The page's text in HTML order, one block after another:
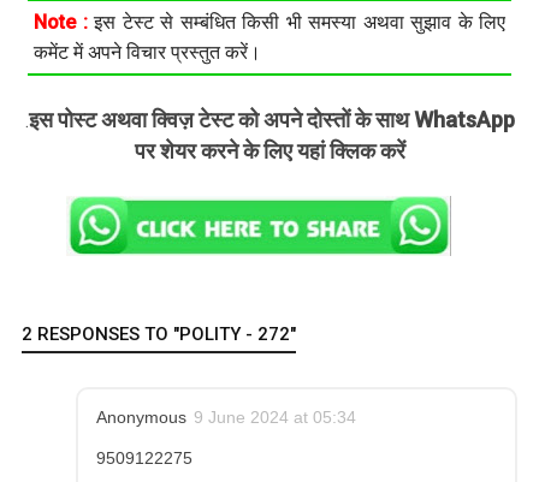
Note :इस टेस्ट से सम्बंधित किसी भी समस्या अथवा सुझाव के लिए
कमेंट में अपने विचार प्रस्तुत करें।
.इस पोस्ट अथवा क्विज़ टेस्ट को अपने दोस्तों के साथ WhatsApp
पर शेयर करने के लिए यहां क्लिक करें
2 RESPONSES TO "POLITY - 272"
Anonymous 9 June 2024 at 05:34
9509122275